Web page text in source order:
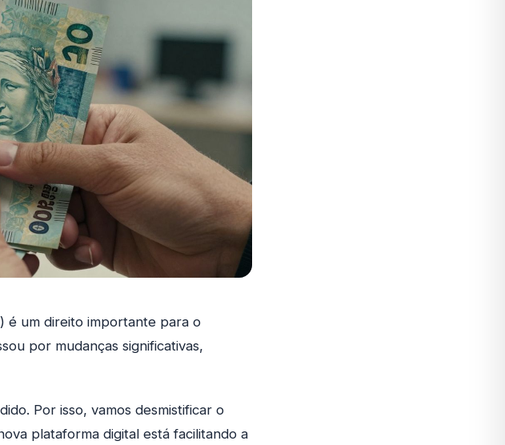
é um direito importante para o
por mudanças significativas,
Por isso, vamos desmistificar o
plataforma digital está facilitando a